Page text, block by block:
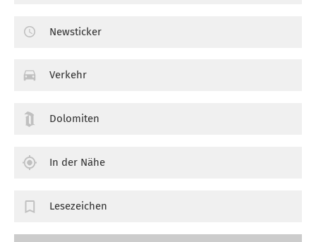
Newsticker
Verkehr
Dolomiten
In der Nähe
Lesezeichen